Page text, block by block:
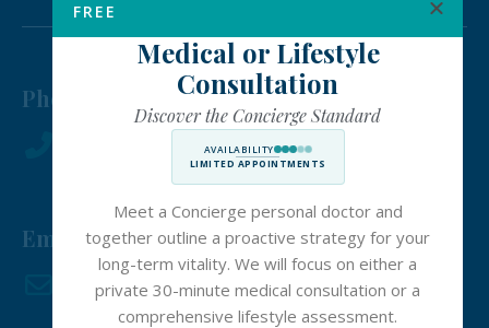
Phone:
Email:
team@conciergemed.cz
FREE
Medical or Lifestyle
Consultation
Discover the Concierge Standard
AVAILABILITY
LIMITED APPOINTMENTS
Meet a Concierge personal doctor and
together outline a proactive strategy for your
long-term vitality. We will focus on either a
private 30-minute medical consultation or a
comprehensive lifestyle assessment.